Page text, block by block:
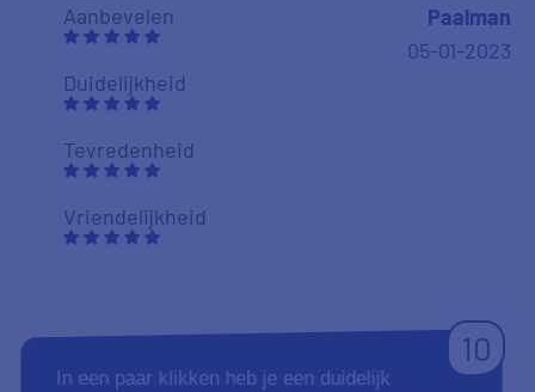
Aanbevelen
Duidelijkheid
Tevredenheid
Vriendelijkheid
Paalman
05-01-2023
10
In een paar klikken heb je een duidelijk